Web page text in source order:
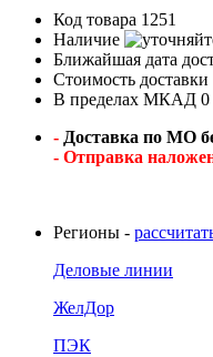
Код товара 1251
Наличие
Ближайшая дата
Стоимость доставки
В пределах МКАД 0
- Доставка по МО
- Отправка
Регионы -
Деловые линии
ЖелДор
ПЭК